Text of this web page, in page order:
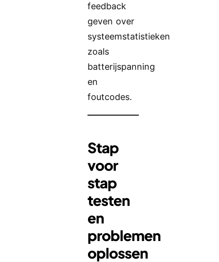
feedback
geven over
systeemstatistieken
zoals
batterijspanning
en
foutcodes.
Stap
voor
stap
testen
en
problemen
oplossen